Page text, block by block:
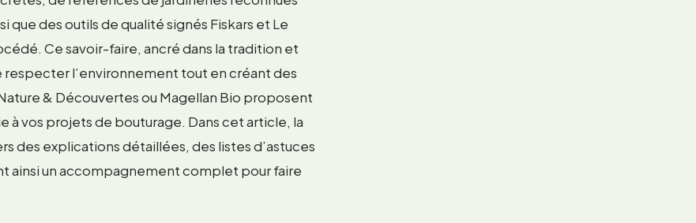
que des outils de qualité signés Fiskars et Le
Ce savoir-faire, ancré dans la tradition et
l’environnement tout en créant des
& Découvertes ou Magellan Bio proposent
vos projets de bouturage. Dans cet article, la
des explications détaillées, des listes d’astuces
ainsi un accompagnement complet pour faire